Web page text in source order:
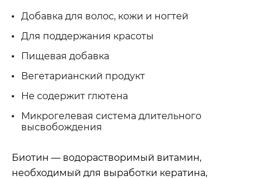
Добавка для волос, кожи и ногтей
Для поддержания красоты
Пищевая добавка
Вегетарианский продукт
Не содержит глютена
Микрогелевая система длительного
высвобождения
Биотин — водорастворимый витамин,
необходимый для выработки кератина,